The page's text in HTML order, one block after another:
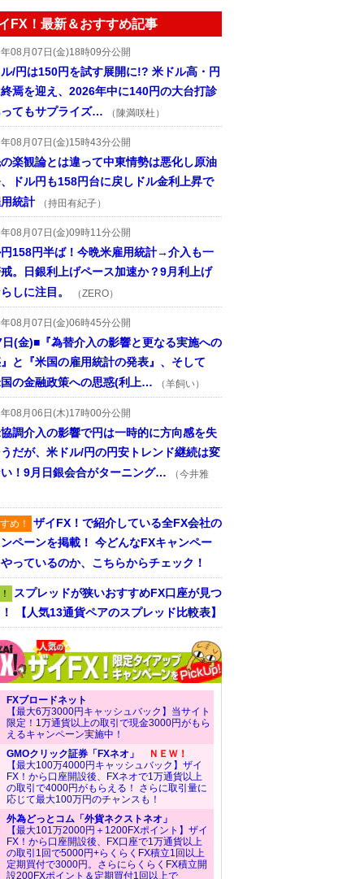
FX！最新＆おすすめ記事
08月07日(金)18時09分公開
/円は150円を試す展開に!? 米ドル高・円
焉を迎え、2026年中に140円の大台打診
てもサプライズ…
（陳満咲杜）
08月07日(金)15時43分公開
楽観論とは違って中東情勢は悪化し原油
ドル円も158円台に戻しドル金利上昇で
統計
（持田有紀子）
08月07日(金)09時11分公開
158円半ば！今晩米雇用統計→介入も一
。日銀利上げペース加速か？9月利上げ
しに注目。
（ZERO）
08月07日(金)06時45分公開
(金)■『為替介入の影響と更なる実施への
と『米国の雇用統計の発表』、そして
の金融政策への思惑(利上…
（羊飼い）
08月06日(木)17時00分公開
調介入の影響で円は一時的に方向感を失
だが、米ドル/円の円安トレンド継続は変
！9月日銀会合がターニング…
（今井雅
め！ ザイFX！で紹介している全FX会社の
ペーンを掲載！ 今どんなFXキャンペー
っているのか、こちらからチェック！
スプレッドが狭いおすすめFX口座が見つ
【人気13通貨ペアのスプレッド比較表】
FXブロードネット
【最大6万3000円キャッシュバック】当サイト
限定！1万通貨以上の取引で現金3000円がもら
えるキャンペーン実施中！
GMOクリック証券「FXネオ」
ＮＥＷ！
【最大100万4000円キャッシュバック】ザイ
FX！から口座開設後、FXネオで1万通貨以上
の取引で4000円がもらえる！ さらに取引量に
応じて最大100万円のチャンスも！
外為どっとコム「外貨ネクストネオ」
【最大101万2000円＋1200FXポイント】ザイ
FX！から口座開設後、FX口座で1万通貨以上
の取引1回で5000円+らくらくFX積立1回以上
定期買付で3000円。さらにらくらくFX積立開
設200FXポイント＆定期買付1回以上で